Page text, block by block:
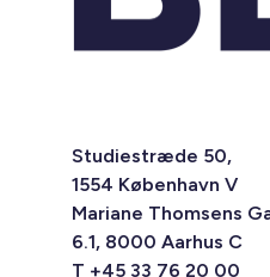
Studiestræde 50,
1554 København V
Mariane Thomsens
6.1, 8000 Aarhus C
T +45 33 76 20 00